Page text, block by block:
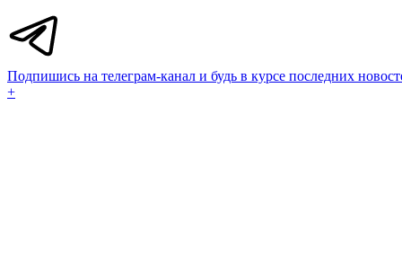
Подпишись на телеграм-канал и будь в курсе последних
+